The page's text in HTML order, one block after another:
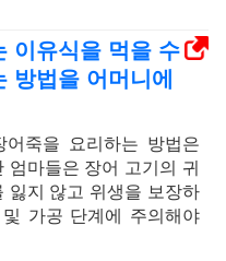
이유식을 먹을 수
방법을 어머니에
어죽을 요리하는 방법은
엄마들은 장어 고기의 귀
잃지 않고 위생을 보장하
가공 단계에 주의해야